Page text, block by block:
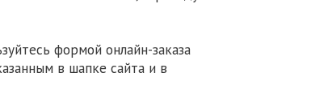
формой онлайн-заказа
в шапке сайта и в